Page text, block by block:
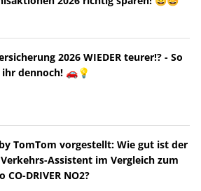
2026 WIEDER teurer!? - So
dennoch! 🚗💡
TomTom vorgestellt: Wie gut ist der
Assistent im Vergleich zum
CO-DRIVER NO2?